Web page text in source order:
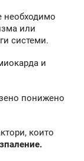
необходимо
или
системи.
и
понижено
които